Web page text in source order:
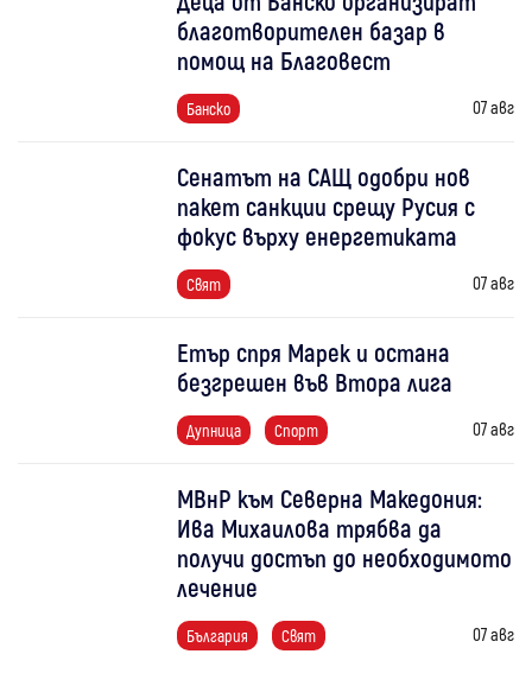
благотворителен базар в
помощ на Благовест
Банско 07 авг
Сенатът на САЩ одобри нов
пакет санкции срещу Русия с
фокус върху енергетиката
Свят 07 авг
Етър спря Марек и остана
безгрешен във Втора лига
Дупница Спорт 07 авг
МВнР към Северна Македония:
Ива Михаилова трябва да
получи достъп до необходимото
лечение
България Свят 07 авг